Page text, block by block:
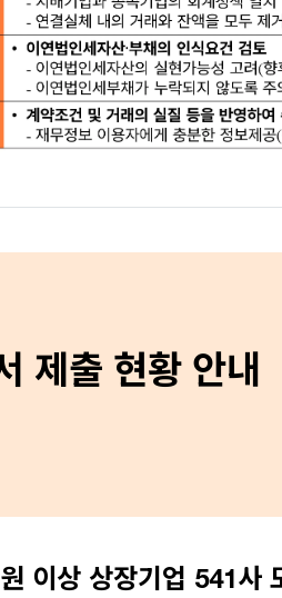
제출 현황 안내
이상 상장기업 541사